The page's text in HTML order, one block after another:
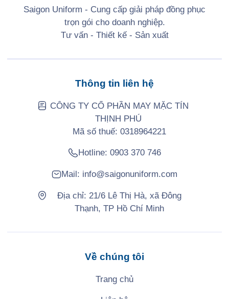
Saigon Uniform - Cung cấp giải pháp đồng phục
trọn gói cho doanh nghiệp.
Tư vấn - Thiết kế - Sản xuất
Thông tin liên hệ
CÔNG TY CỔ PHẦN MAY MẶC TÍN
THỊNH PHÚ
Mã số thuế: 0318964221
Hotline: 0903 370 746
Mail: info@saigonuniform.com
Địa chỉ: 21/6 Lê Thị Hà, xã Đông
Thạnh, TP Hồ Chí Minh
Về chúng tôi
Trang chủ